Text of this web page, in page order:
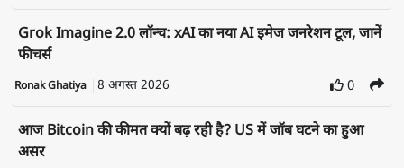
Grok Imagine 2.0 लॉन्च: xAI का नया AI इमेज जनरेशन टूल, जानें
फीचर्स
Ronak Ghatiya 8 अगस्त 2026 0
आज Bitcoin की कीमत क्यों बढ़ रही है? US में जॉब घटने का हुआ
असर